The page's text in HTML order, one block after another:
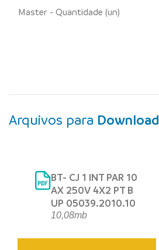
Master - Quantidade (un)
Arquivos para Download
BT- CJ 1 INT PAR 10
AX 250V 4X2 PT B
UP 05039.2010.10
10,08mb